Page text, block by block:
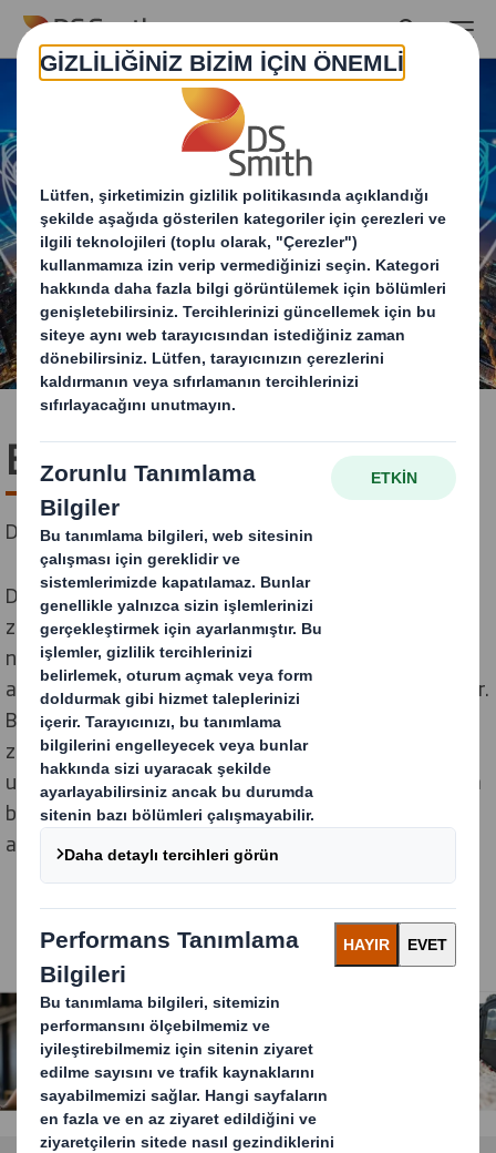
Skip to main content
Biz Kimiz
Değişen Dünya için Ambalajı Yeniden Tanımlamak
Değişen bir dünyada faaliyet gösterdiğimiz için her
zaman geleceği izliyoruz. Kasabalar, şehirler ve tüm
nüfus hızla dönüşüyor. Dijital teknolojideki büyüme,
alışveriş yapma ve yaşama şeklimizde devrim yaratıyor.
Bizim için özel olarak tasarlanmış ürünleri, istediğimiz
zaman, istediğimiz yerde, yoğun yaşam tarzımıza
uygun bir şekilde bize teslim etmeyi giderek daha fazla
bekliyoruz. Daha fazla seçenek ve rahatlık istiyoruz,
ancak çevremizdeki dünya üzerinde daha az etkiyle.